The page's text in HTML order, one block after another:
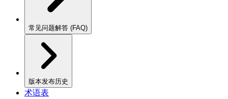
常见问题解答 (FAQ)
版本发布历史
术语表